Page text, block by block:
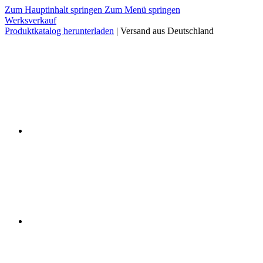
Zum Hauptinhalt springen Zum Menü springen
Werksverkauf
Produktkatalog herunterladen | Versand aus Deutschland